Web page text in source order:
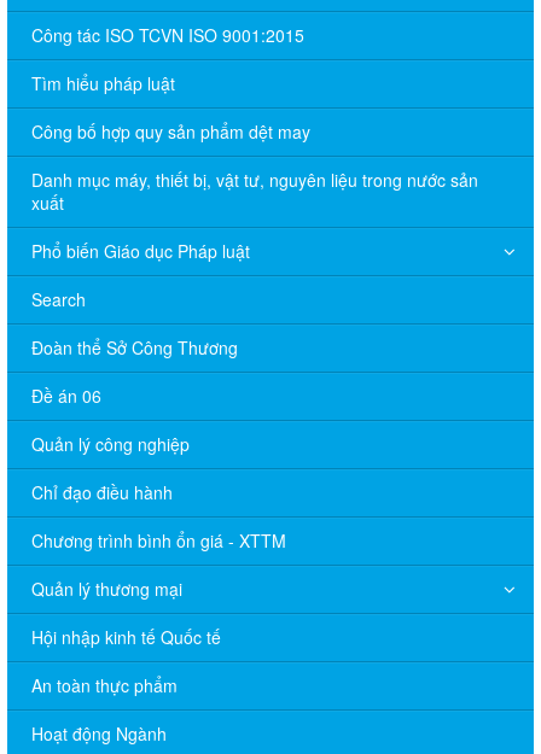
Công tác ISO TCVN ISO 9001:2015
Tìm hiểu pháp luật
Công bố hợp quy sản phẩm dệt may
Danh mục máy, thiết bị, vật tư, nguyên liệu trong nước sản
xuất
Phổ biến Giáo dục Pháp luật
Search
Đoàn thể Sở Công Thương
Đề án 06
Quản lý công nghiệp
Chỉ đạo điều hành
Chương trình bình ổn giá - XTTM
Quản lý thương mại
Hội nhập kinh tế Quốc tế
An toàn thực phẩm
Hoạt động Ngành